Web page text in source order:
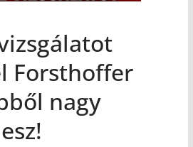
Forsthoffer
nagy